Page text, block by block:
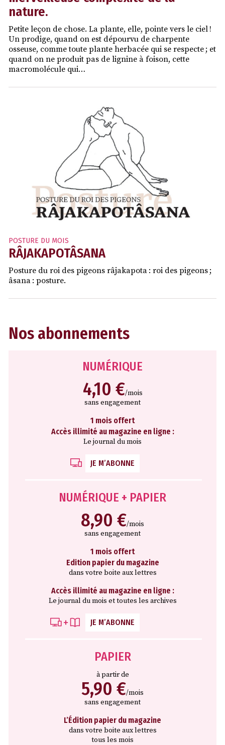
nature.
Petite leçon de chose. La plante, elle, pointe vers le ciel !
Un prodige, quand on est dépourvu de charpente
osseuse, comme toute plante herbacée qui se respecte ; et
quand on ne produit pas de lignine à foison, cette
macromolécule qui…
POSTURE DU MOIS
RÂJAKAPOTÂSANA
Posture du roi des pigeons râjakapota : roi des pigeons ;
âsana : posture.
Nos abonnements
NUMÉRIQUE
4,10 €/mois
sans engagement
1 mois offert
Accès illimité au magazine en ligne :
Le journal du mois
JE M’ABONNE
NUMÉRIQUE + PAPIER
8,90 €/mois
sans engagement
1 mois offert
Edition papier du magazine
dans votre boite aux lettres
Accès illimité au magazine en ligne :
Le journal du mois et toutes les archives
JE M’ABONNE
PAPIER
à partir de
5,90 €/mois
sans engagement
L’Édition papier du magazine
dans votre boite aux lettres
tous les mois